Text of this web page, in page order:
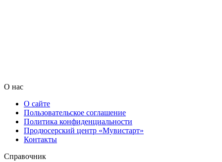
О нас
О сайте
Пользовательское соглашение
Политика конфиденциальности
Продюсерский центр «Мувистарт»
Контакты
Справочник